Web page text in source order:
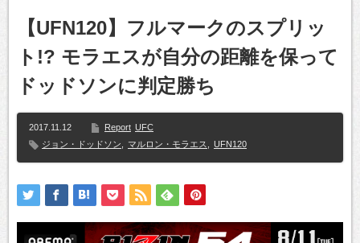
【UFN120】フルマークのスプリッ
ト!? モラエスが自分の距離を保って
ドッドソンに判定勝ち
2017.11.12 Report UFC
ジョン・ドッドソン
マルロン・モラエス UFN120